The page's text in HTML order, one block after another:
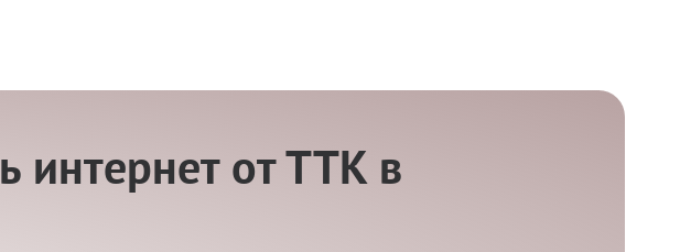
интернет от ТТК в